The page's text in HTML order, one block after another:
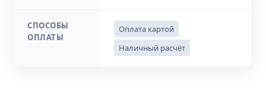
СПОСОБЫ
ОПЛАТЫ
Оплата картой
Наличный расчёт